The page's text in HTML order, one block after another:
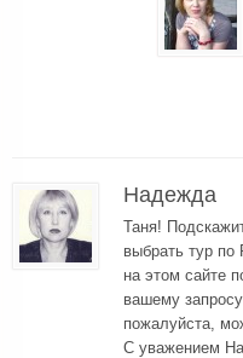
Надежда
Таня!
выбрать тур по
на этом сайте
вашему
пожалуйста,
С уважением